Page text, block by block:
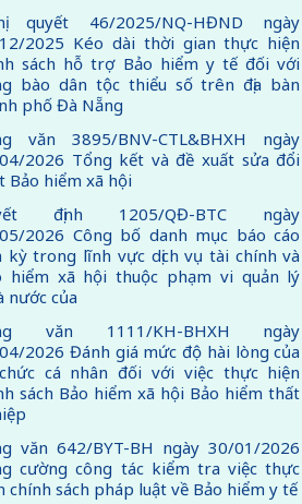
quyết 46/2025/NQ-HĐND ngày
2025 Kéo dài thời gian thực hiện
sách hỗ trợ Bảo hiểm y tế đối với
bào dân tộc thiểu số trên địa bàn
phố Đà Nẵng
văn 3895/BNV-CTL&BHXH ngày
2026 Tổng kết và đề xuất sửa đổi
Bảo hiểm xã hội
định 1205/QĐ-BTC ngày
2026 Công bố danh mục báo cáo
kỳ trong lĩnh vực dịch vụ tài chính và
hiểm xã hội thuộc phạm vi quản lý
nước của
văn 1111/KH-BHXH ngày
2026 Đánh giá mức độ hài lòng của
cá nhân đối với việc thực hiện
sách Bảo hiểm xã hội Bảo hiểm thất
văn 642/BYT-BH ngày 30/01/2026
cường công tác kiểm tra việc thực
chính sách pháp luật về Bảo hiểm y tế